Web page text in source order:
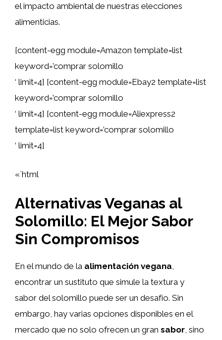
el impacto ambiental de nuestras elecciones
alimenticias.
[content-egg module=Amazon template=list
keyword=’comprar solomillo
‘ limit=4] [content-egg module=Ebay2 template=list
keyword=’comprar solomillo
‘ limit=4] [content-egg module=Aliexpress2
template=list keyword=’comprar solomillo
‘ limit=4]
«`html
Alternativas Veganas al
Solomillo: El Mejor Sabor
Sin Compromisos
En el mundo de la alimentación vegana,
encontrar un sustituto que simule la textura y
sabor del solomillo puede ser un desafío. Sin
embargo, hay varias opciones disponibles en el
mercado que no solo ofrecen un gran sabor, sino